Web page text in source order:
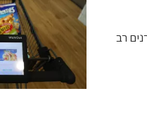
רב